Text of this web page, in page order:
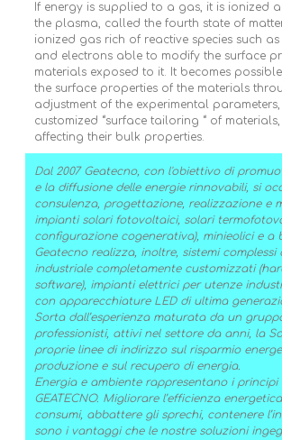
If energy is supplied to a gas, it is ionized
the plasma, called the fourth state of
ionized gas rich of reactive species such
and electrons able to modify the surface
materials exposed to it. It becomes
the surface properties of the materials
adjustment of the experimental
customized “surface tailoring “ of
affecting their bulk properties.
Dal 2007 Geatecno, con l'obiettivo di
e la diffusione delle energie rinnovabili, si
consulenza, progettazione, realizzazione e
impianti solari fotovoltaici, solari
configurazione cogenerativa), minieolici e a
Geatecno realizza, inoltre, sistemi
industriale completamente customizzati
software), impianti elettrici per utenze
con apparecchiature LED di ultima
Sorta dall’esperienza maturata da un
professionisti, attivi nel settore da anni, la
proprie linee di indirizzo sul risparmio
produzione e sul recupero di energia.
Energia e ambiente rappresentano i
GEATECNO. Migliorare l’efficienza
consumi, abbattere gli sprechi, contenere
sono i vantaggi che le nostre soluzioni